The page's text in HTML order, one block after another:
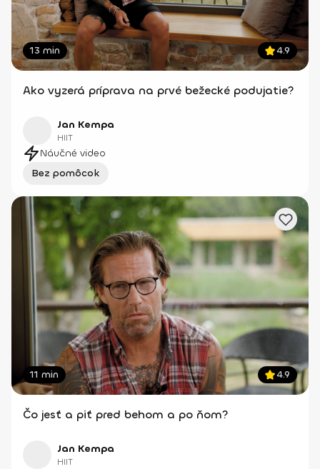
13 min 4.9
Ako vyzerá príprava na prvé bežecké podujatie?
Jan Kempa
HIIT
Náučné video
Bez pomôcok
11 min 4.9
Čo jesť a piť pred behom a po ňom?
Jan Kempa
HIIT